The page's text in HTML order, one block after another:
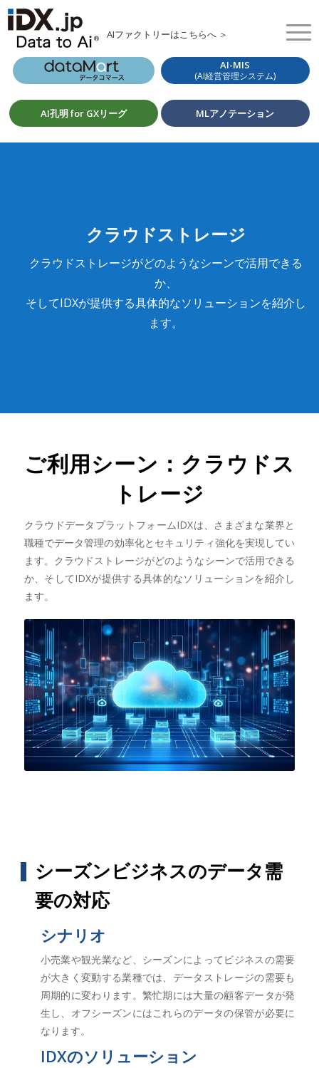
AIファクトリーはこちらへ ＞
AI-MIS
(AI経営管理システム)
AI孔明 for GXリーグ MLアノテーション
クラウドストレージ
クラウドストレージがどのようなシーンで活用できる
か、
そしてIDXが提供する具体的なソリューションを紹介し
ます。
ご利用シーン：クラウドス
トレージ
クラウドデータプラットフォームIDXは、さまざまな業界と
職種でデータ管理の効率化とセキュリティ強化を実現してい
ます。クラウドストレージがどのようなシーンで活用できる
か、そしてIDXが提供する具体的なソリューションを紹介し
ます。
シーズンビジネスのデータ需
要の対応
シナリオ
小売業や観光業など、シーズンによってビジネスの需要
が大きく変動する業種では、データストレージの需要も
周期的に変わります。繁忙期には大量の顧客データが発
生し、オフシーズンにはこれらのデータの保管が必要に
なります。
IDXのソリューション